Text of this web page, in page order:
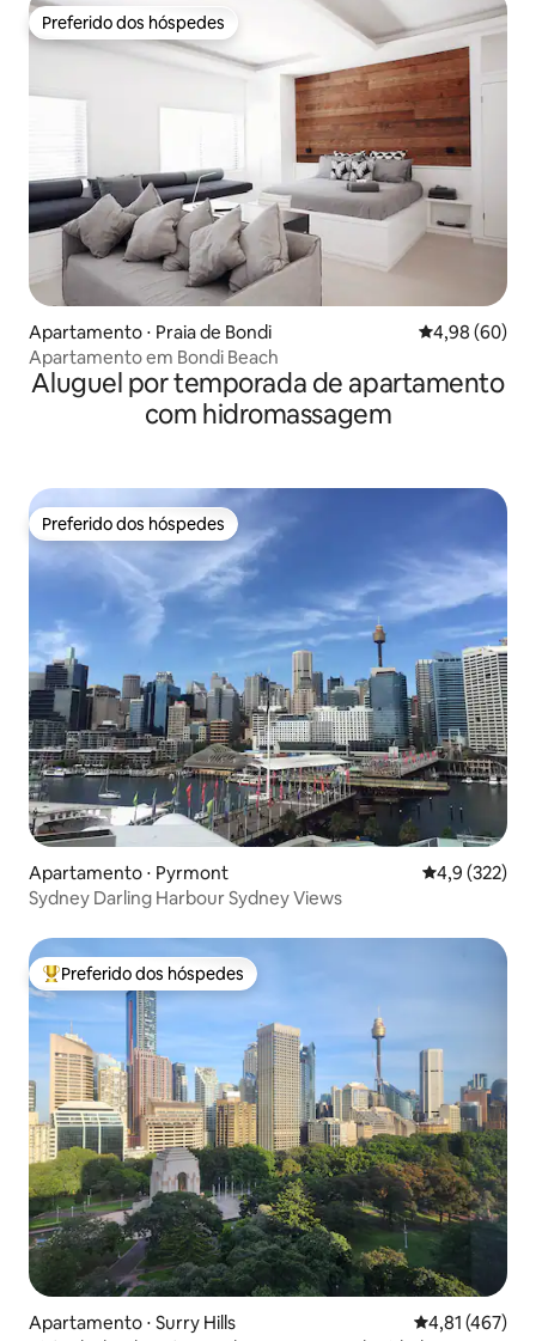
Preferido dos hóspedes
Preferido dos hóspedes
Apartamento ⋅ Praia de Bondi 4,98 de uma
4,98 (60)
Apartamento em Bondi Beach
Aluguel por temporada de apartamento
com hidromassagem
Preferido dos hóspedes
Preferido dos hóspedes
Apartamento ⋅ Pyrmont 4,9 de uma
4,9 (322)
Sydney Darling Harbour Sydney Views
Entre os melhores preferidos dos hóspedes
Preferido dos hóspedes
Apartamento ⋅ Surry Hills 4,81 de uma
4,81 (467)